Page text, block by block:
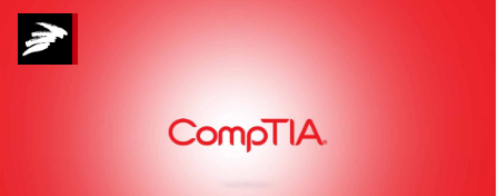
Praktiske spørgsmål
Hvad kan vi hjælpe